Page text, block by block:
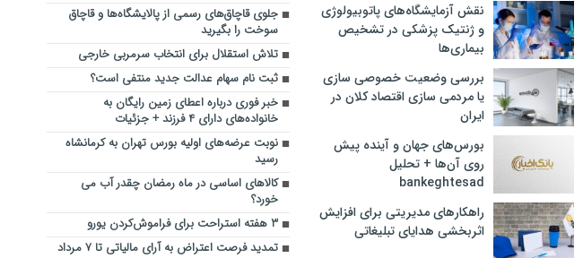
نقش آزمایشگاه‌های پاتوبیولوژی
و ژنتیک پزشکی در تشخیص
بیماری‌ها
بررسی وضعیت خصوصی سازی
یا مردمی سازی اقتصاد کلان در
ایران
بورس‌های جهان و آینده پیش
روی آن‌ها + تحلیل
bankeghtesad
راهکارهای مدیریتی برای افزایش
اثربخشی هدایای تبلیغاتی
جلوی قاچاق‌های رسمی از پالایشگاه‌ها و قاچاق
سوخت را بگیرید
تلاش استقلال برای انتخاب سرمربی خارجی
ثبت نام سهام عدالت جدید منتفی است؟
خبر فوری درباره اعطای زمین رایگان به
خانواده‌های دارای ۴ فرزند + جزئیات
نوبت عرضه‌های اولیه بورس تهران به کرمانشاه
رسید
کالاهای اساسی در ماه رمضان چقدر آب می
خورد؟
۳ هفته استراحت برای فراموش‌کردن یورو
تمدید فرصت اعتراض به آرای مالیاتی تا ۷ مرداد